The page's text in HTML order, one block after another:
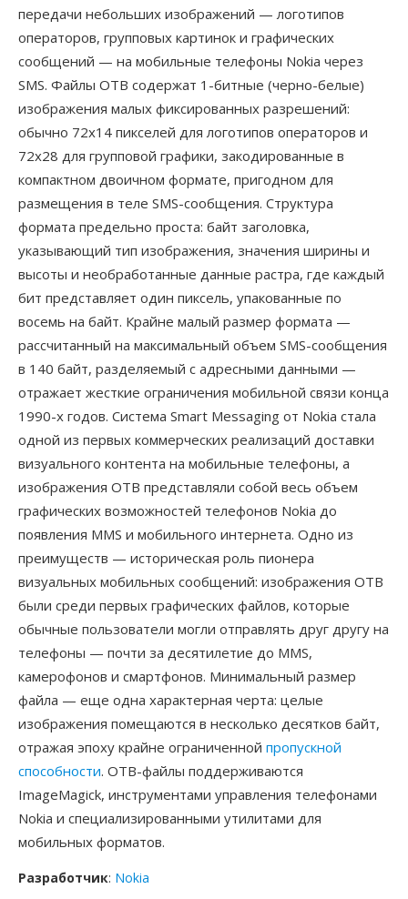
передачи небольших изображений — логотипов
операторов, групповых картинок и графических
сообщений — на мобильные телефоны Nokia через
SMS. Файлы OTB содержат 1-битные (черно-белые)
изображения малых фиксированных разрешений:
обычно 72x14 пикселей для логотипов операторов и
72x28 для групповой графики, закодированные в
компактном двоичном формате, пригодном для
размещения в теле SMS-сообщения. Структура
формата предельно проста: байт заголовка,
указывающий тип изображения, значения ширины и
высоты и необработанные данные растра, где каждый
бит представляет один пиксель, упакованные по
восемь на байт. Крайне малый размер формата —
рассчитанный на максимальный объем SMS-сообщения
в 140 байт, разделяемый с адресными данными —
отражает жесткие ограничения мобильной связи конца
1990-х годов. Система Smart Messaging от Nokia стала
одной из первых коммерческих реализаций доставки
визуального контента на мобильные телефоны, а
изображения OTB представляли собой весь объем
графических возможностей телефонов Nokia до
появления MMS и мобильного интернета. Одно из
преимуществ — историческая роль пионера
визуальных мобильных сообщений: изображения OTB
были среди первых графических файлов, которые
обычные пользователи могли отправлять друг другу на
телефоны — почти за десятилетие до MMS,
камерофонов и смартфонов. Минимальный размер
файла — еще одна характерная черта: целые
изображения помещаются в несколько десятков байт,
отражая эпоху крайне ограниченной пропускной
способности. OTB-файлы поддерживаются
ImageMagick, инструментами управления телефонами
Nokia и специализированными утилитами для
мобильных форматов.
Разработчик: Nokia